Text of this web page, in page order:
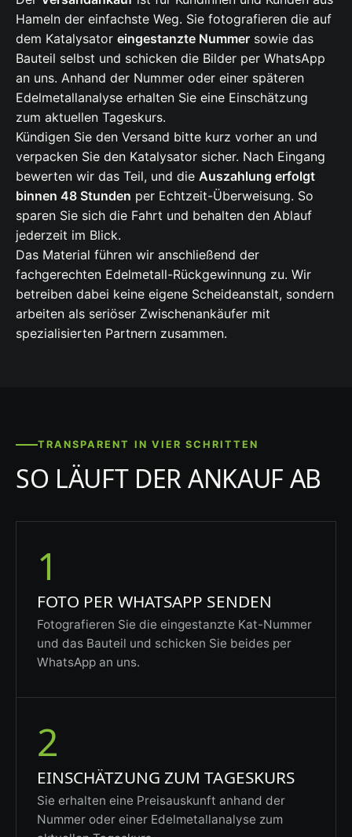
Hameln der einfachste Weg. Sie fotografieren die auf
dem Katalysator eingestanzte Nummer sowie das
Bauteil selbst und schicken die Bilder per WhatsApp
an uns. Anhand der Nummer oder einer späteren
Edelmetallanalyse erhalten Sie eine Einschätzung
zum aktuellen Tageskurs.
Kündigen Sie den Versand bitte kurz vorher an und
verpacken Sie den Katalysator sicher. Nach Eingang
bewerten wir das Teil, und die Auszahlung erfolgt
binnen 48 Stunden per Echtzeit-Überweisung. So
sparen Sie sich die Fahrt und behalten den Ablauf
jederzeit im Blick.
Das Material führen wir anschließend der
fachgerechten Edelmetall-Rückgewinnung zu. Wir
betreiben dabei keine eigene Scheideanstalt, sondern
arbeiten als seriöser Zwischenankäufer mit
spezialisierten Partnern zusammen.
TRANSPARENT IN VIER SCHRITTEN
SO LÄUFT DER ANKAUF AB
1
FOTO PER WHATSAPP SENDEN
Fotografieren Sie die eingestanzte Kat-Nummer
und das Bauteil und schicken Sie beides per
WhatsApp an uns.
2
EINSCHÄTZUNG ZUM TAGESKURS
Sie erhalten eine Preisauskunft anhand der
Nummer oder einer Edelmetallanalyse zum